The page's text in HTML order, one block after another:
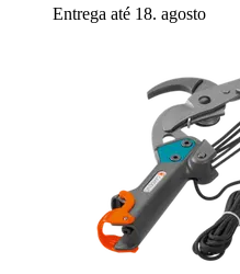
Entrega até 18. agosto